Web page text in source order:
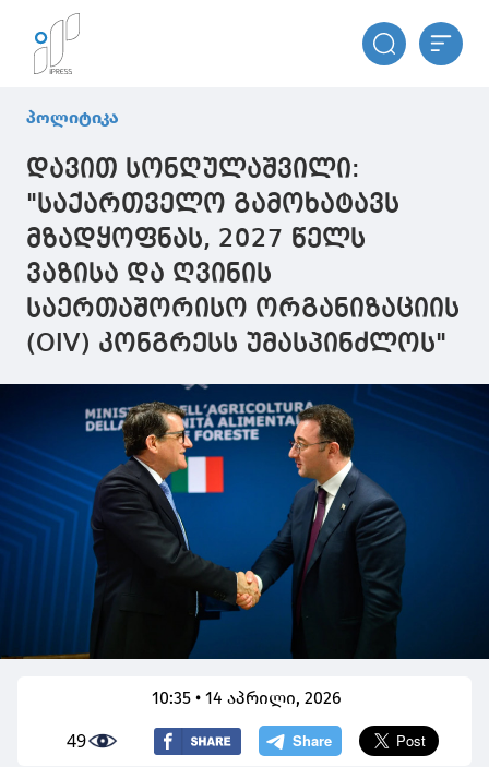
პოლიტიკა
დავით სონღულაშვილი:
"საქართველო გამოხატავს
მზადყოფნას, 2027 წელს
ვაზისა და ღვინის
საერთაშორისო ორგანიზაციის
(OIV) კონგრესს უმასპინძლოს"
10:35 • 14 აპრილი, 2026
49